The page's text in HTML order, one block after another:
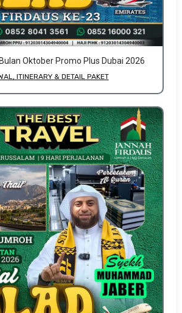
Oktober Promo Plus Dubai 2026
ITINERARY & DETAIL PAKET